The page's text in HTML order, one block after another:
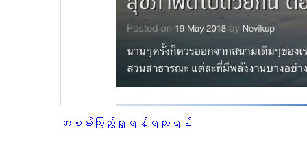
အစမ်းကြည့်ရှုရန် ရယူရန်